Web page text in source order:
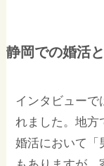
静岡での婚活
インタビューで
れました。地方
婚活において「